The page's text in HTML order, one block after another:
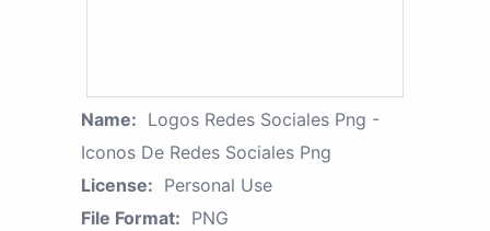
Name: Logos Redes Sociales Png -
Iconos De Redes Sociales Png
License: Personal Use
File Format: PNG